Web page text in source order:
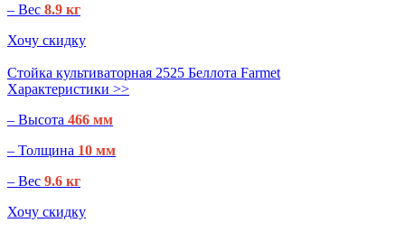
– Вес 8.9 кг
Хочу скидку
Стойка культиваторная 2525 Беллота Farmet
Характеристики >>
– Высота 466 мм
– Толщина 10 мм
– Вес 9.6 кг
Хочу скидку